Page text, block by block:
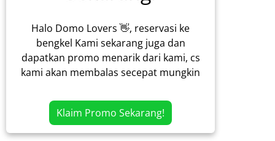
Halo Domo Lovers 👋, reservasi ke
bengkel Kami sekarang juga dan
dapatkan promo menarik dari kami, cs
kami akan membalas secepat mungkin
Klaim Promo Sekarang!